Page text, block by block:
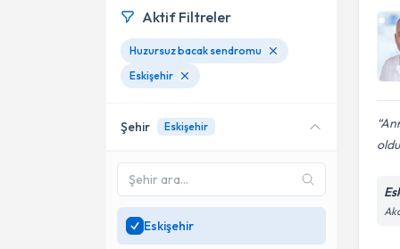
Aktif Filtreler
Huzursuz bacak sendromu
Eskişehir
Şehir Eskişehir
Eskişehir